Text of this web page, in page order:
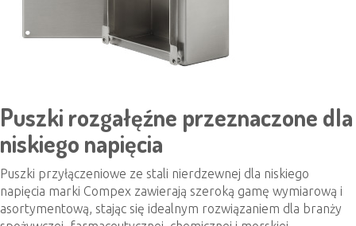
Puszki rozgałęźne przeznaczone dla
niskiego napięcia
Puszki przyłączeniowe ze stali nierdzewnej dla niskiego
napięcia marki Compex zawierają szeroką gamę wymiarową i
asortymentową, stając się idealnym rozwiązaniem dla branży